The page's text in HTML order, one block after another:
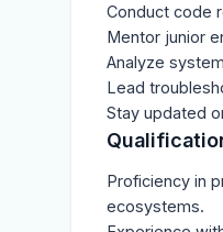
Conduct code
Mentor junior
Analyze
Lead
Stay updated
Proficiency in
ecosystems.